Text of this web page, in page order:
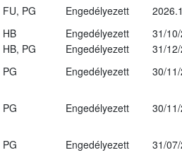
FU, PG Engedélyezett
HB Engedélyezett
31/
HB, PG Engedélyezett
31/
PG Engedélyezett
30/
PG Engedélyezett 30/
PG Engedélyezett
31/